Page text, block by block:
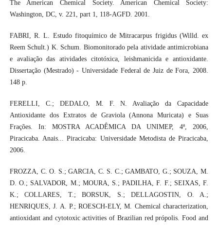
The American Chemical Society. American Chemical Society:
Washington, DC, v. 221, part 1, 118-AGFD. 2001.
FABRI, R. L. Estudo fitoquímico de Mitracarpus frigidus (Willd. ex
Reem Schult.) K. Schum. Biomonitorado pela atividade antimicrobiana
e avaliação das atividades citotóxica, leishmanicida e antioxidante.
Dissertação (Mestrado) - Universidade Federal de Juiz de Fora, 2008.
148 p.
FERELLI, C.; DEDALO, M. F. N. Avaliação da Capacidade
Antioxidante dos Extratos de Graviola (Annona Muricata) e Suas
Frações. In: MOSTRA ACADÊMICA DA UNIMEP, 4ª, 2006,
Piracicaba. Anais... Piracicaba: Universidade Metodista de Piracicaba,
2006.
FROZZA, C. O. S.; GARCIA, C. S. C.; GAMBATO, G.; SOUZA, M.
D. O.; SALVADOR, M.; MOURA, S.; PADILHA, F. F.; SEIXAS, F.
K.; COLLARES, T.; BORSUK, S.; DELLAGOSTIN, O. A.;
HENRIQUES, J. A. P.; ROESCH-ELY, M. Chemical characterization,
antioxidant and cytotoxic activities of Brazilian red própolis. Food and